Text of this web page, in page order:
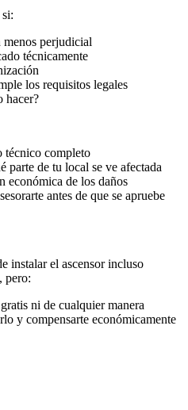
perjudicial
técnicamente
los requisitos legales
hacer?
técnico completo
parte de tu local se ve afectada
económica de los daños
antes de que se apruebe
instalar el ascensor incluso
pero:
ni de cualquier manera
y compensarte económicamente